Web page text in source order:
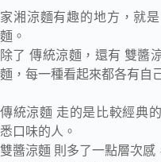
家湘涼麵有趣的地方，就
麵。
除了 傳統涼麵，還有 雙醬
麵，每一種看起來都各有自
傳統涼麵 走的是比較經典
悉口味的人。
雙醬涼麵 則多了一點層次感